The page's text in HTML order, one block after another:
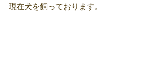
現在犬を飼っております。